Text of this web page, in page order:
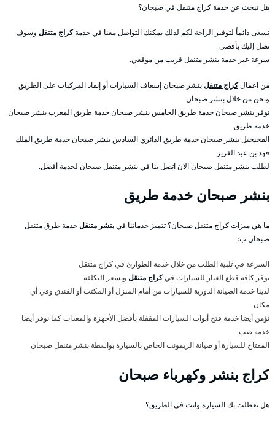
هل تبحث عن خدمة كراج متنقل في صبحان؟
نسعى دائماً لتوفير الراحة لكم لذلك يمكنك التواصل معنا في خدمةكراج متنقل وسوف
نصل إليك بأقصى
سرعة عبر خدمة بنشر متنقل قريب من موقعي.
من اعمالكراج متنقلبنشر صبحان إسعاف السيارات أو إنقاذ المركبات على الطريق
ونحن من خلال بنشر صبحان
نوفر بنشر صبحان خدمة طريق الخامس بنشر صبحان خدمة طريق المغرب بنشر صبحان
خدمة طريق
الفحيحيل بنشر صبحان خدمة طريق الدائري السادس بنشر صبحان خدمة طريق الملك
فهد بن عبد الغزيز
لطلب بنشر متنقل صبحان الان اتصل بنا في بنشر متنقل صبحان لخدمة أفضل.
بنشر صبحان خدمة طريق
ما هي ميزات كراج متنقل صبحان؟ تتميز خدماتنا فيبنشر متنقلخدمة طرق متنقل
صبحان ب:
السرعة في تلبية الطلب من خلال خدمة الطوارئ في كراج متنقل
نوفر كافة قطع الغيار للسيارات فيكراج متنقل وبسعر التكلفة
لدينا خدمة الصيانة الدورية للسيارات من أمام المنزل أو المكتب أو الفندق وفي أي
مكان
نؤمن أيضا خدمة فتح أبواب السيارات المقفلة بأفضل الأجهزة والمعدات كما نوفر أيضا
خدمة صب
المفتاح للسيارة أو صيانة الريمونت الخاص بالسيارة بواسطة بنشر متنقل صبحان
كراج بنشر وكهرباء صبحان
هل تعطلت بك السيارة وانت في الطريق؟